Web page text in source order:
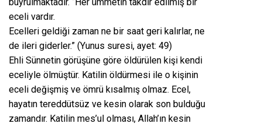
eceli vardır.
Ecelleri geldiği zaman ne bir saat geri kalırlar, ne
de ileri giderler.” (Yunus suresi, ayet: 49)
Ehli Sünnetin görüşüne göre öldürülen kişi kendi
eceliyle ölmüştür. Katilin öldürmesi ile o kişinin
eceli değişmiş ve ömrü kısalmış olmaz. Ecel,
hayatın tereddütsüz ve kesin olarak son bulduğu
zamandır. Katilin mes’ul olması, Allah’ın kesin